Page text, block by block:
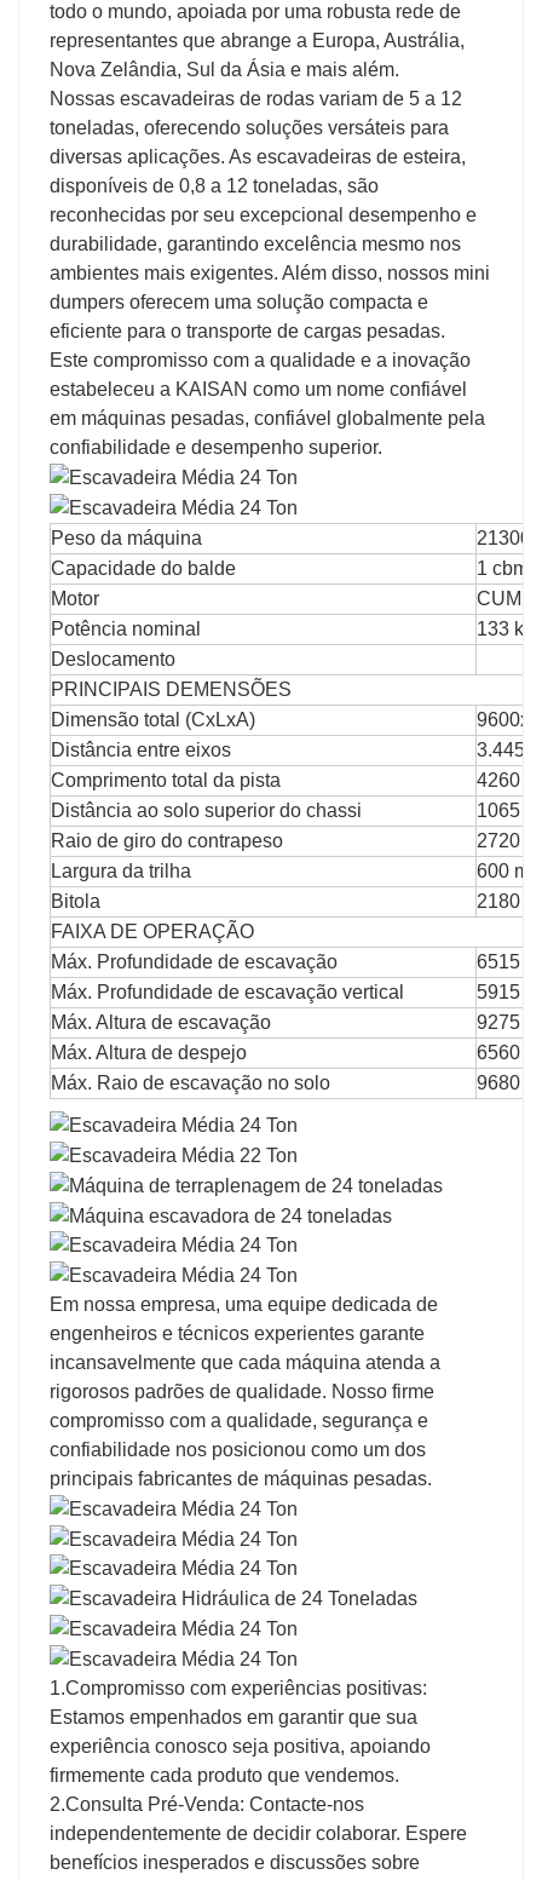
todo o mundo, apoiada por uma robusta rede de
representantes que abrange a Europa, Austrália,
Nova Zelândia, Sul da Ásia e mais além.
Nossas escavadeiras de rodas variam de 5 a 12
toneladas, oferecendo soluções versáteis para
diversas aplicações. As escavadeiras de esteira,
disponíveis de 0,8 a 12 toneladas, são
reconhecidas por seu excepcional desempenho e
durabilidade, garantindo excelência mesmo nos
ambientes mais exigentes. Além disso, nossos mini
dumpers oferecem uma solução compacta e
eficiente para o transporte de cargas pesadas.
Este compromisso com a qualidade e a inovação
estabeleceu a KAISAN como um nome confiável
em máquinas pesadas, confiável globalmente pela
confiabilidade e desempenho superior.
Peso da máquina
Capacidade do balde
1 cbm
Motor
Potência nominal
133
Deslocamento
PRINCIPAIS DEMENSÕES
Dimensão total (CxLxA)
Distância entre eixos
3.445
Comprimento total da pista
4260
Distância ao solo superior do chassi
1065
Raio de giro do contrapeso
2720
Largura da trilha
600
Bitola
2180
FAIXA DE OPERAÇÃO
Máx. Profundidade de escavação
6515
Máx. Profundidade de escavação vertical
5915
Máx. Altura de escavação
9275
Máx. Altura de despejo
6560
Máx. Raio de escavação no solo
9680
Em nossa empresa, uma equipe dedicada de
engenheiros e técnicos experientes garante
incansavelmente que cada máquina atenda a
rigorosos padrões de qualidade. Nosso firme
compromisso com a qualidade, segurança e
confiabilidade nos posicionou como um dos
principais fabricantes de máquinas pesadas.
1.Compromisso com experiências positivas:
Estamos empenhados em garantir que sua
experiência conosco seja positiva, apoiando
firmemente cada produto que vendemos.
2.Consulta Pré-Venda: Contacte-nos
independentemente de decidir colaborar. Espere
benefícios inesperados e discussões sobre